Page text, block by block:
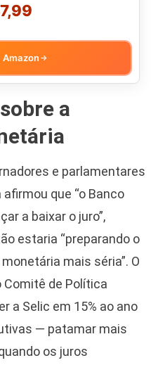
→
a
e parlamentares
que “o Banco
a baixar o juro”,
estaria “preparando o
mais séria”. O
de Política
a Selic em 15% ao ano
— patamar mais
os juros